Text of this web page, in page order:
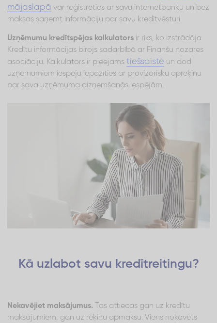
mājaslapā var reģistrēties ar savu internetbanku un bez
maksas saņemt informāciju par savu kredītvēsturi.
Uzņēmumu kredītspējas kalkulators ir rīks, ko izstrādāja
Kredītu informācijas birojs sadarbībā ar Finanšu nozares
asociāciju. Kalkulators ir pieejams tiešsaistē un dod
uzņēmumiem iespēju iepazīties ar provizorisku aprēķinu
par sava uzņēmuma aizņemšanās iespējām.
Kā uzlabot savu kredītreitingu?
Nekavējiet maksājumus. Tas attiecas gan uz kredītu
maksājumiem, gan uz rēķinu apmaksu. Viens nokavēts